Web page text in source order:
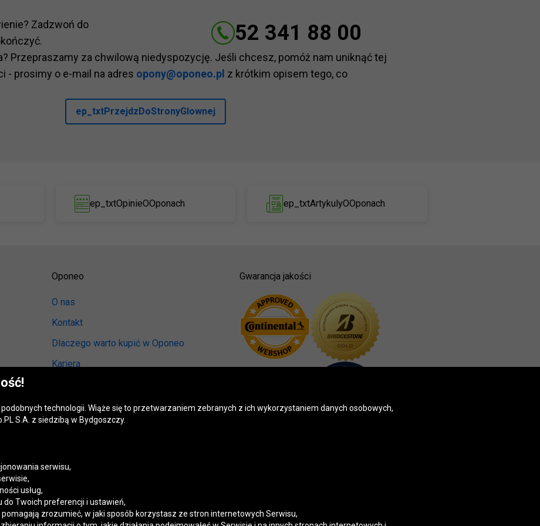
Zadzwoń do
52 341 88 00
Przepraszamy za chwilową niedyspozycję. Jeśli chcesz, pomóż nam uniknąć tej
- prosimy o e-mail na adres opony@oponeo.pl z krótkim opisem tego, co
ep_txtPrzejdzDoStronyGlownej
ep_txtOpinieOOponach ep_txtArtykulyOOponach
Oponeo
O nas
Kontakt
Dlaczego warto kupić w Oponeo
Kariera
Biuro prasowe
Kręci nas recykling
Mapa fotoradarów
Ustawienia cookies
Gwarancja jakości
technologii. Wiąże się to przetwarzaniem zebranych z ich wykorzystaniem danych osobowych,
S.A. z siedzibą w Bydgoszczy.
serwisu,
usług,
Twoich preferencji i ustawień,
zrozumieć, w jaki sposób korzystasz ze stron internetowych Serwisu,